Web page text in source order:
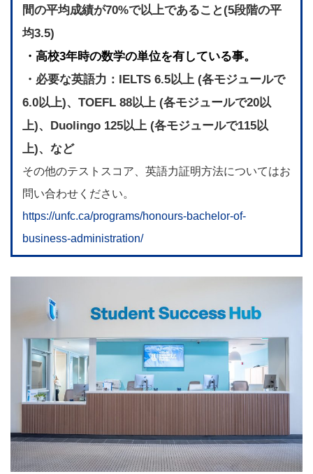
間の平均成績が70%で以上であること(5段階の平
均3.5)
・高校3年時の数学の単位を有している事。
・必要な英語力：IELTS 6.5以上 (各モジュールで
6.0以上)、TOEFL 88以上 (各モジュールで20以
上)、Duolingo 125以上 (各モジュールで115以
上)、など
その他のテストスコア、英語力証明方法についてはお
問い合わせください。
https://unfc.ca/programs/honours-bachelor-of-
business-administration/